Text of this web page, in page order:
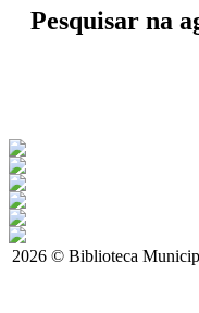
Pesquisar na
2026 © Biblioteca